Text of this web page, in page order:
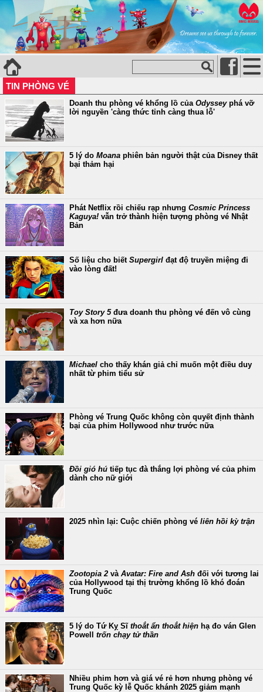
TIN PHÒNG VÉ
Doanh thu phòng vé khổng lồ của Odysseyphá vỡ
lời nguyền 'càng thức tỉnh càng thua lỗ'
5 lý do Moana phiên bản người thật của Disney thất
bại thảm hại
Phát Netflix rồi chiếu rạp nhưng Cosmic Princess
Kaguya! vẫn trở thành hiện tượng phòng vé Nhật
Bản
Số liệu cho biết Supergirl đạt độ truyền miệng đi
vào lòng đất!
Toy Story 5đưa doanh thu phòng vé đến vô cùng
và xa hơn nữa
Michael cho thấy khán giả chỉ muốn một điều duy
nhất từ phim tiểu sử
Phòng vé Trung Quốc không còn quyết định thành
bại của phim Hollywood như trước nữa
Đồi gió hú tiếp tục đà thắng lợi phòng vé của phim
dành cho nữ giới
2025 nhìn lại: Cuộc chiến phòng vé liên hồi kỳ trận
Zootopia 2 và Avatar: Fire and Ash đối với tương lai
của Hollywood tại thị trường khổng lồ khó đoán
Trung Quốc
5 lý do Tứ Kỵ Sĩ thoắt ẩn thoắt hiện hạ đo ván Glen
Powell trốn chạy tử thần
Nhiều phim hơn và giá vé rẻ hơn nhưng phòng vé
Trung Quốc kỳ lễ Quốc khánh 2025 giảm mạnh